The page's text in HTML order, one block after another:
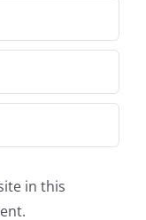
in this